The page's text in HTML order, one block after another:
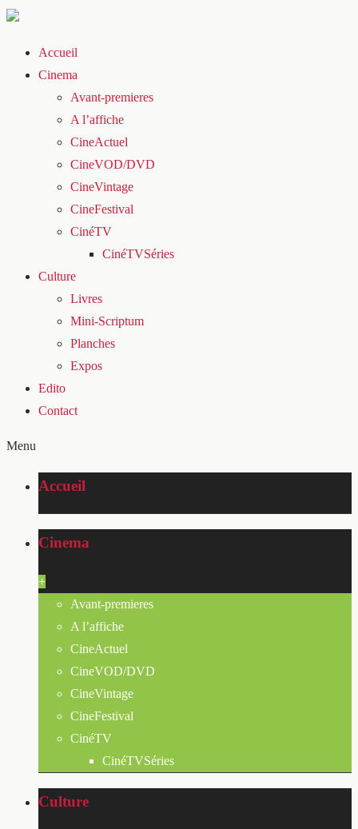
Accueil
Cinema
Avant-premieres
A l’affiche
CineActuel
CineVOD/DVD
CineVintage
CineFestival
CinéTV
CinéTVSéries
Culture
Livres
Mini-Scriptum
Planches
Expos
Edito
Contact
Menu
Accueil
Cinema
+
Avant-premieres
A l’affiche
CineActuel
CineVOD/DVD
CineVintage
CineFestival
CinéTV
CinéTVSéries
Culture